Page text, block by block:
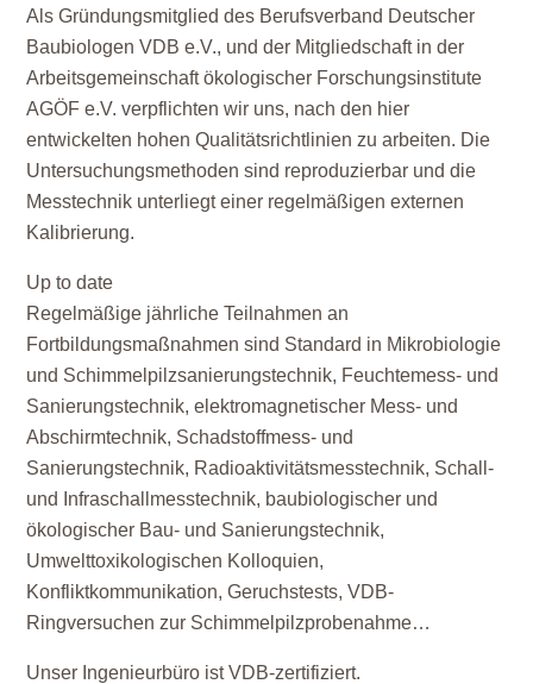
Als Gründungsmitglied des Berufsverband Deutscher
Baubiologen VDB e.V., und der Mitgliedschaft in der
Arbeitsgemeinschaft ökologischer Forschungsinstitute
AGÖF e.V. verpflichten wir uns, nach den hier
entwickelten hohen Qualitätsrichtlinien zu arbeiten. Die
Untersuchungsmethoden sind reproduzierbar und die
Messtechnik unterliegt einer regelmäßigen externen
Kalibrierung.
Up to date
Regelmäßige jährliche Teilnahmen an
Fortbildungsmaßnahmen sind Standard in Mikrobiologie
und Schimmelpilzsanierungstechnik, Feuchtemess- und
Sanierungstechnik, elektromagnetischer Mess- und
Abschirmtechnik, Schadstoffmess- und
Sanierungstechnik, Radioaktivitätsmesstechnik, Schall-
und Infraschallmesstechnik, baubiologischer und
ökologischer Bau- und Sanierungstechnik,
Umwelttoxikologischen Kolloquien,
Konfliktkommunikation, Geruchstests, VDB-
Ringversuchen zur Schimmelpilzprobenahme…
Unser Ingenieurbüro ist VDB-zertifiziert.